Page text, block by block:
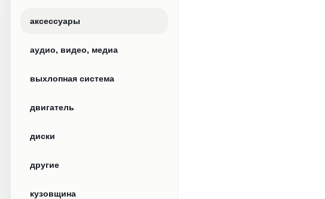
аксессуары
аудио, видео, медиа
выхлопная система
двигатель
диски
другие
кузовщина